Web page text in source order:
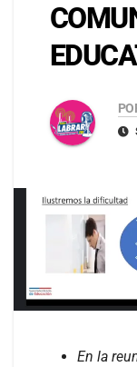
En la